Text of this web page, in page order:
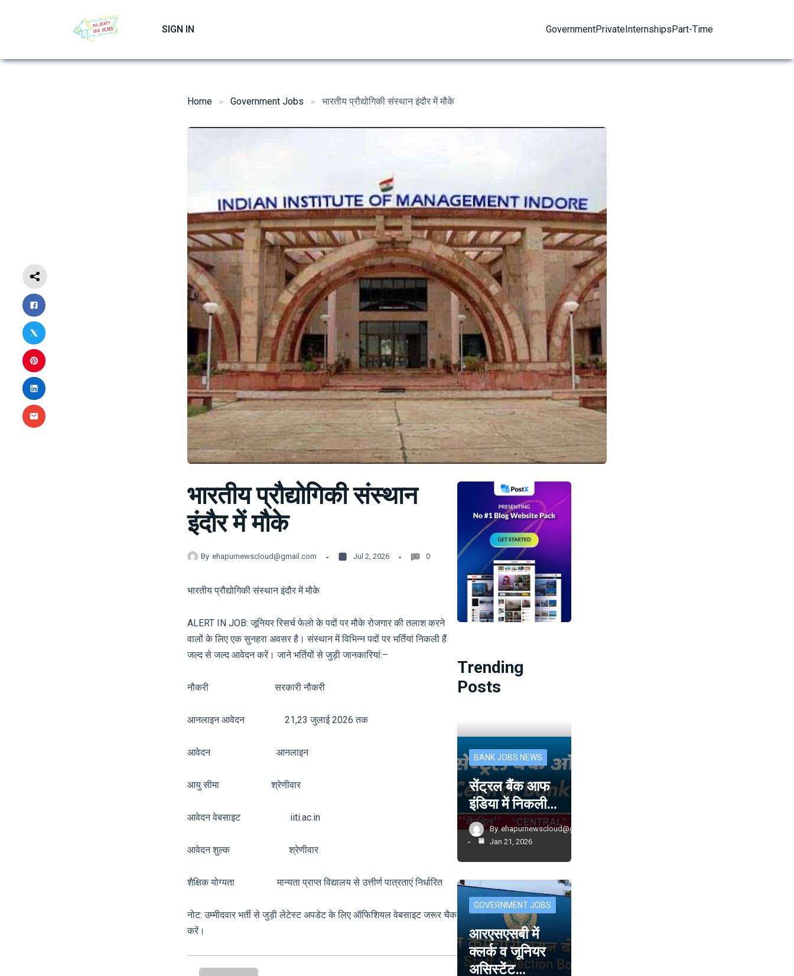
SIGN IN GovernmentPrivate Internships Part-Time
Home Government Jobs भारतीय प्रौद्योगिकी संस्थान इंदौर में मौके
भारतीय प्रौद्योगिकी संस्थान
इंदौर में मौके
By ehapurnewscloud@gmail.com Jul 2, 2026 0
भारतीय प्रौद्योगिकी संस्थान इंदौर में मौके
ALERT IN JOB: जूनियर रिसर्च फेलो के पदों पर मौके रोजगार की तलाश करने
वालों के लिए एक सुनहरा अवसर है। संस्थान में विभिन्न पदों पर भर्तियां निकली हैं
जल्द से जल्द आवेदन करें। जाने भर्तियों से जुड़ी जानकारियां:–
नौकरी सरकारी नौकरी
आनलाइन आवेदन 21,23 जुलाई 2026 तक
आवेदन आनलाइन
आयु सीमा श्रेणीवार
आवेदन वेबसाइट iiti.ac.in
आवेदन शुल्क श्रेणीवार
शैक्षिक योग्यता मान्यता प्राप्त विद्यालय से उत्तीर्ण पात्रताएं निर्धारित
नोट: उम्मीदवार भर्ती से जुड़ी लेटेस्ट अपडेट के लिए ऑफिशियल वेबसाइट जरूर चैक
करें।
Trending
Posts
BANK JOBS NEWS
सेंट्रल बैंक आफ
इंडिया में निकली…
By ehapurnewscloud@gmail.com
Jan 21, 2026
GOVERNMENT JOBS
आरएसएसबी में
क्लर्क व जूनियर
असिस्टेंट…